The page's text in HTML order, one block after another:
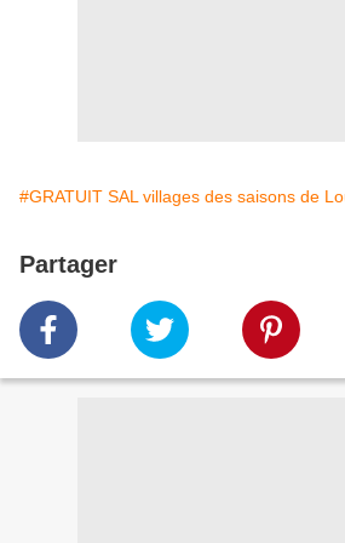
#GRATUIT SAL villages des saisons de
Partager